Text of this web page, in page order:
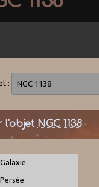
:
l'objet NGC 1138
Galaxie
Persée